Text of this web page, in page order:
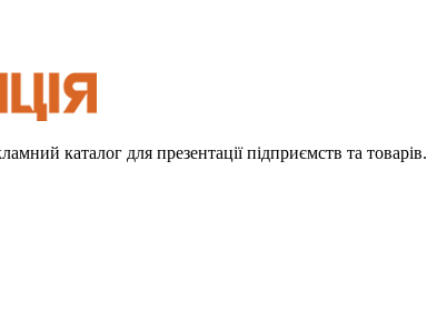
каталог для презентації підприємств та товарів.